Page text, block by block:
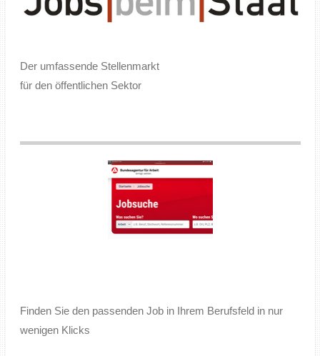
Der umfassende Stellenmarkt
für den öffentlichen Sektor
Finden Sie den passenden Job in Ihrem Berufsfeld in nur
wenigen Klicks